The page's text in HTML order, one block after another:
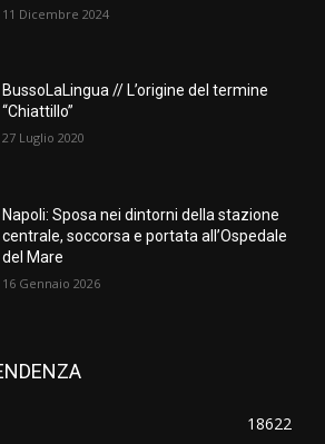
11 Dicembre 2024
BussoLaLingua // L’origine del termine
“Chiattillo”
27 Luglio 2020
Napoli: Sposa nei dintorni della stazione
centrale, soccorsa e portata all’Ospedale
del Mare
16 Gennaio 2026
18622